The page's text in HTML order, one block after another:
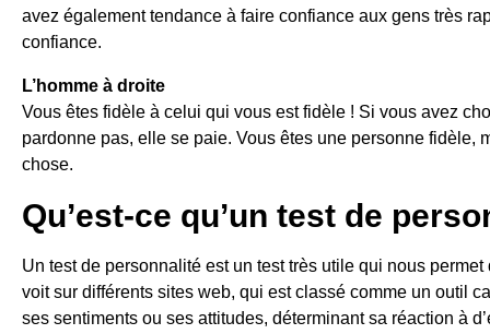
avez également tendance à faire confiance aux gens très
confiance.
L’homme à droite
Vous êtes fidèle à celui qui vous est fidèle ! Si vous avez
pardonne pas, elle se paie. Vous êtes une personne fidèle,
chose.
Qu’est-ce qu’un test de
Un test de personnalité est un test très utile qui nous
voit sur différents sites web, qui est classé comme un outil
ses sentiments ou ses attitudes, déterminant sa réaction à